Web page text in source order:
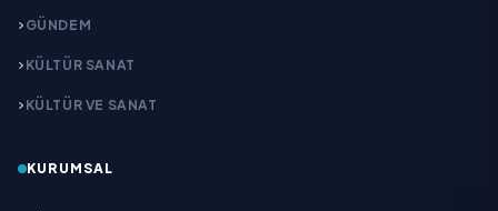
GÜNDEM
KÜLTÜR SANAT
KÜLTÜR VE SANAT
KURUMSAL